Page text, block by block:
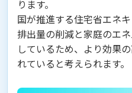
ります。
国が推進する住宅省エネ
排出量の削減と家庭のエ
しているため、より効果
れていると考えられます。